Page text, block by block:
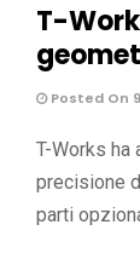
T-
Posted On
T-Works
precisione
parti